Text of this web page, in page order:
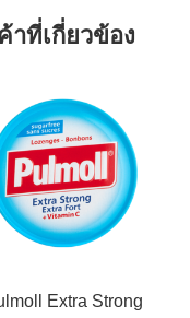
าที่เกี่ยวข้อง
Extra Strong